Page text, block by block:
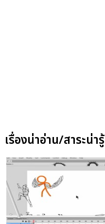
เรื่องน่าอ่าน/สาระน่ารู้